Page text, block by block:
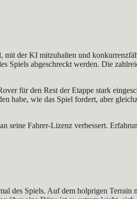
der KI mitzuhalten und
Spiels abgeschreckt werden. Die
für den Rest der Etappe stark
habe, wie das Spiel fordert, aber
Fahrer-Lizenz verbessert.
des Spiels. Auf dem holprigen